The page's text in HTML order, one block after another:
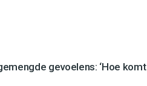
gevoelens: ‘Hoe komt